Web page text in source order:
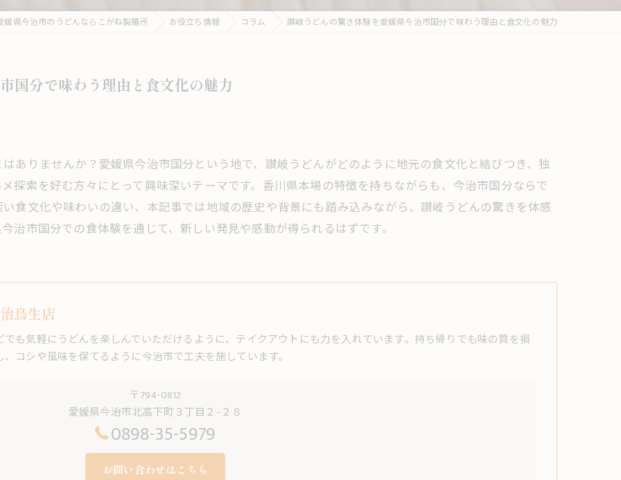
媛県今治市のうどんならこがね製麺所 お役立ち情報 コラム 讃岐うどんの驚き体験を愛媛県今治市国分で味わう理由と食文化の魅力
国分で味わう理由と食文化の魅力
ありませんか？愛媛県今治市国分という地で、讃岐うどんがどのように地元の食文化と結びつき、独
探索を好む方々にとって興味深いテーマです。香川県本場の特徴を持ちながらも、今治市国分ならで
食文化や味わいの違い、本記事では地域の歴史や背景にも踏み込みながら、讃岐うどんの驚きを体感
治市国分での食体験を通じて、新しい発見や感動が得られるはずです。
鳥生店
でも気軽にうどんを楽しんでいただけるように、テイクアウトにも力を入れています。持ち帰りでも味の質を損
コシや風味を保てるように今治市で工夫を施しています。
〒794-0812
愛媛県今治市北高下町３丁目２−２８
0898-35-5979
お問い合わせはこちら